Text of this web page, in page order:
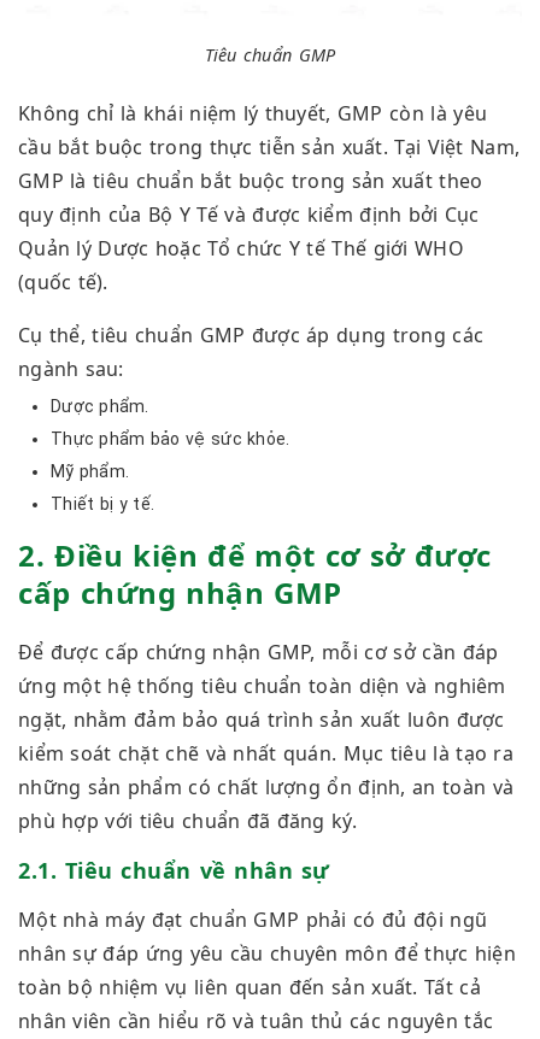
Tiêu chuẩn GMP
Không chỉ là khái niệm lý thuyết, GMP còn là yêu
cầu bắt buộc trong thực tiễn sản xuất. Tại Việt Nam,
GMP là tiêu chuẩn bắt buộc trong sản xuất theo
quy định của Bộ Y Tế và được kiểm định bởi Cục
Quản lý Dược hoặc Tổ chức Y tế Thế giới WHO
(quốc tế).
Cụ thể, tiêu chuẩn GMP được áp dụng trong các
ngành sau:
Dược phẩm.
Thực phẩm bảo vệ sức khỏe.
Mỹ phẩm.
Thiết bị y tế.
2. Điều kiện để một cơ sở được
cấp chứng nhận GMP
Để được cấp chứng nhận GMP, mỗi cơ sở cần đáp
ứng một hệ thống tiêu chuẩn toàn diện và nghiêm
ngặt, nhằm đảm bảo quá trình sản xuất luôn được
kiểm soát chặt chẽ và nhất quán. Mục tiêu là tạo ra
những sản phẩm có chất lượng ổn định, an toàn và
phù hợp với tiêu chuẩn đã đăng ký.
2.1. Tiêu chuẩn về nhân sự
Một nhà máy đạt chuẩn GMP phải có đủ đội ngũ
nhân sự đáp ứng yêu cầu chuyên môn để thực hiện
toàn bộ nhiệm vụ liên quan đến sản xuất. Tất cả
nhân viên cần hiểu rõ và tuân thủ các nguyên tắc